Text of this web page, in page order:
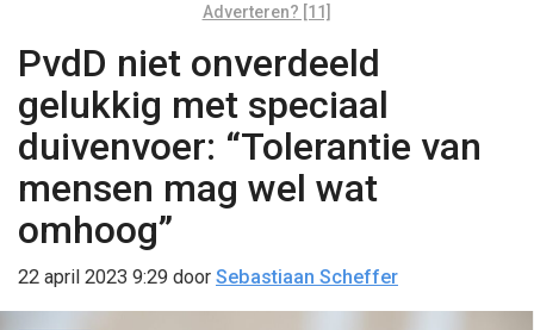
Adverteren? [11]
PvdD niet onverdeeld
gelukkig met speciaal
duivenvoer: “Tolerantie van
mensen mag wel wat
omhoog”
22 april 2023 9:29 door Sebastiaan Scheffer